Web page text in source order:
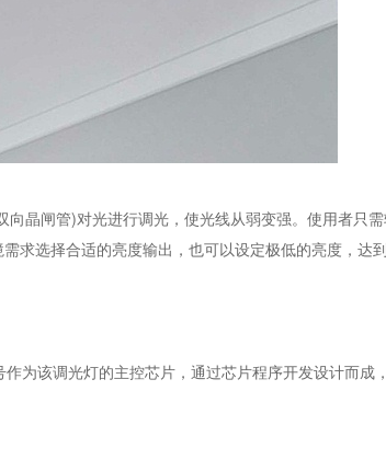
晶闸管)对光进行调光，使光线从弱变强。使用者只
求选择合适的亮度输出，也可以设定极低的亮度，达
作为该调光灯的主控芯片，通过芯片程序开发设计而成